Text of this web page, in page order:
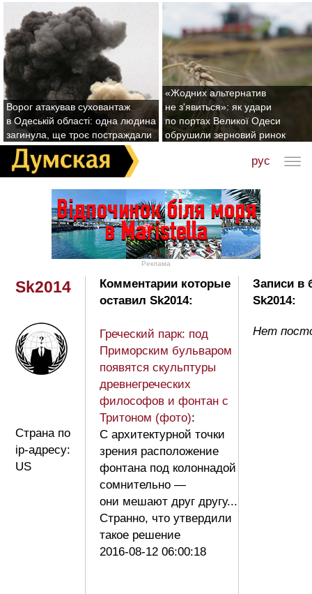
Ворог атакував суховантаж
в Одеській області: одна людина
загинула, ще троє постраждали
«Жодних альтернатив
не з'явиться»: як удари
по портах Великої Одеси
обрушили зерновий ринок
рус
Реклама
Sk2014
Страна по
ip-адресу:
US
Комментарии которые
оставил Sk2014:
Греческий парк: под
Приморским бульваром
появятся скульптуры
древнегреческих
философов и фонтан с
Тритоном (фото):
C архитектурной точки
зрения расположение
фонтана под колоннадой
сомнительно —
они мешают друг другу...
Странно, что утвердили
такое решение
2016-08-12 06:00:18
Записи в
Sk2014:
Нет